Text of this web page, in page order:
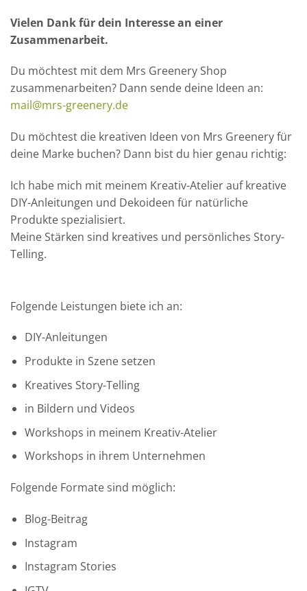
Vielen Dank für dein Interesse an einer
Zusammenarbeit.
Du möchtest mit dem Mrs Greenery Shop
zusammenarbeiten? Dann sende deine Ideen an:
mail@mrs-greenery.de
Du möchtest die kreativen Ideen von Mrs Greenery für
deine Marke buchen? Dann bist du hier genau richtig:
Ich habe mich mit meinem Kreativ-Atelier auf kreative
DIY-Anleitungen und Dekoideen für natürliche
Produkte spezialisiert.
Meine Stärken sind kreatives und persönliches Story-
Telling.
Folgende Leistungen biete ich an:
DIY-Anleitungen
Produkte in Szene setzen
Kreatives Story-Telling
in Bildern und Videos
Workshops in meinem Kreativ-Atelier
Workshops in ihrem Unternehmen
Folgende Formate sind möglich:
Blog-Beitrag
Instagram
Instagram Stories